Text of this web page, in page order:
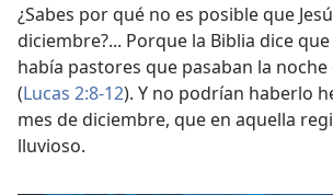
¿Sabes por qué no es posible que
diciembre?... Porque la Biblia dice
había pastores que pasaban la
(Lucas 2:8-12). Y no podrían haberlo
mes de diciembre, que en aquella
lluvioso.